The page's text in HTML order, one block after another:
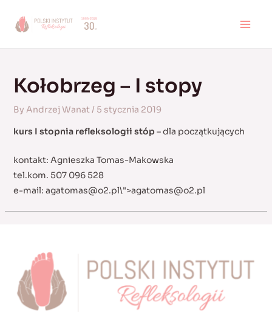
Kołobrzeg – I stopy
By Andrzej Wanat/ 5 stycznia 2019
kurs I stopnia refleksologii stóp– dla początkujących
kontakt: Agnieszka Tomas-Makowska
tel.kom. 507 096 528
e-mail: agatomas@o2.pl\">agatomas@o2.pl